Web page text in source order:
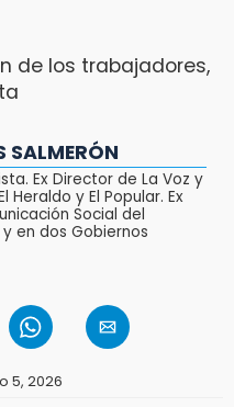
de los trabajadores,
SALMERÓN
Ex Director de La Voz y
Heraldo y El Popular. Ex
Social del
en dos Gobiernos
5, 2026